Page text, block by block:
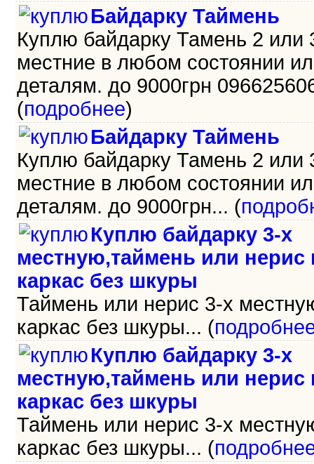
Байдарку Таймень
Куплю байдарку Тамень 2 или
местние в любом состоянии
деталям. до 9000грн
(подробнее)
Байдарку Таймень
Куплю байдарку Тамень 2 или
местние в любом состоянии
деталям. до 9000грн... (
Куплю байдарку 3-х
местную,таймень или нерис
каркас без шкуры
Таймень или нерис 3-х
каркас без шкуры... (
Куплю байдарку 3-х
местную,таймень или нерис
каркас без шкуры
Таймень или нерис 3-х
каркас без шкуры... (